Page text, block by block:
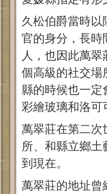
久松伯爵當時以
官的身分，長時
人，也因此萬
個高級的社交場
縣的時候也一定
彩繪玻璃和洛可
萬翠莊在第二次
所、和縣立鄉
到現在。
萬翠莊的地址曾